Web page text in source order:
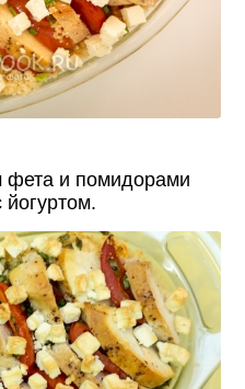
фета и помидорами